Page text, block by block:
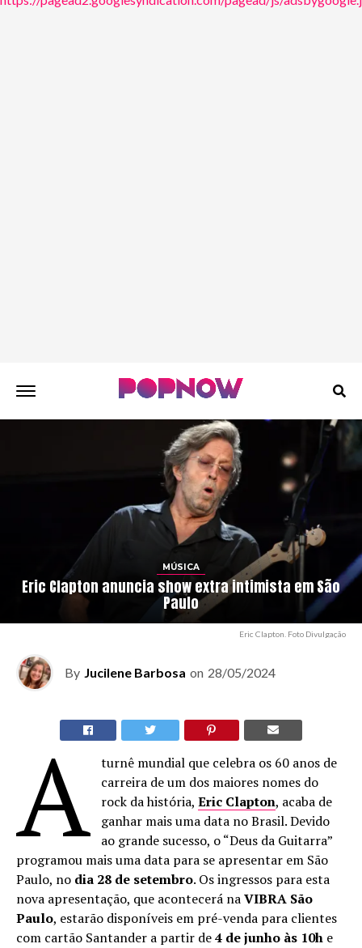
MÚSICA
Eric Clapton anuncia show extra intimista em São
Paulo
Eric Clapton. Foto Divulgação
By Jucilene Barbosa on 28/05/2024
A
turnê mundial que celebra os 60 anos de
carreira de um dos maiores nomes do
rock da história,Eric Clapton, acaba de
ganhar mais uma data no Brasil. Devido
ao grande sucesso, o “Deus da Guitarra”
programou mais uma data para se apresentar em São
Paulo, no dia 28 de setembro. Os ingressos para esta
nova apresentação, que acontecerá naVIBRA São
Paulo, estarão disponíveis em pré-venda para clientes
com cartão Santander a partir de4 de junho às 10h e